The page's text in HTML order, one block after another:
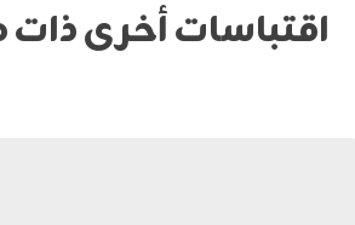
اقتباسات أخرى